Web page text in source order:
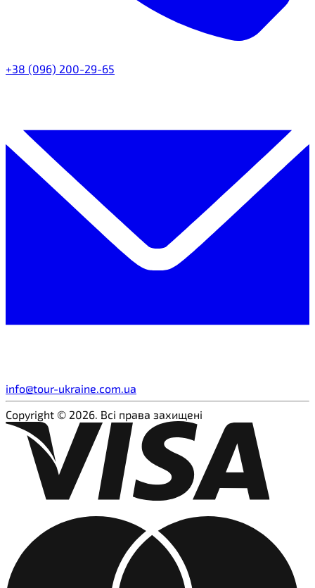
+38 (096) 200-29-65
info@tour-ukraine.com.ua
Copyright © 2026. Всі права захищені